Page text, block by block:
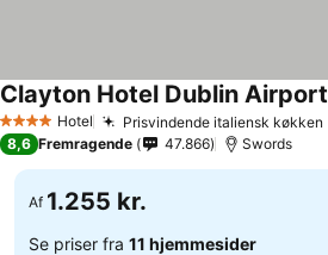
4 StjernerHotel Prisvindende italiensk køkken
Clayton Hotel Dublin Airport
8,6 Fremragende 47.866 Swords
Af 1.255 kr.
Se priser fra 11 hjemmesider